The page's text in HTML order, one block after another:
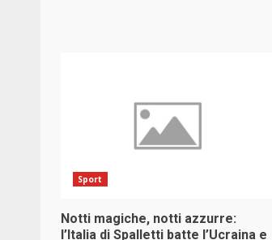
Sport
Notti magiche, notti azzurre:
l’Italia di Spalletti batte l’Ucraina e